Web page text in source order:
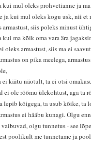
kui mul oleks prohvetianne ja
ja kui mul oleks kogu usk, nii et
armastust, siis poleks minust
kui ma kõik oma vara ära
oleks armastust, siis ma ei
on pika meelega,
ei käitu näotult, ta ei otsi
ei ole rõõmu ülekohtust, aga ta
lepib kõigega, ta usub kõike, ta
ei hääbu kunagi. Olgu
vaibuvad, olgu tunnetus - see
poolikult me tunnetame ja